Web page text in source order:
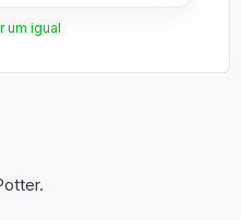
um igual